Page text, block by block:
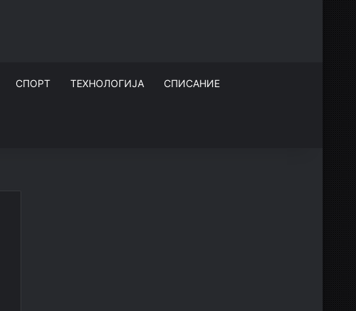
СПОРТ ТЕХНОЛОГИЈА СПИСАНИЕ